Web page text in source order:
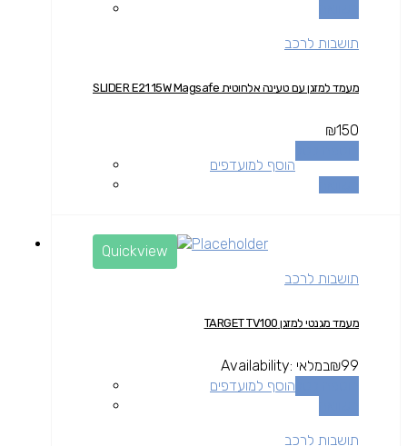
תושבות לרכב
מעמד למזגן עם טעינה אלחוטית SLIDER E21 15W Magsafe
₪150
הוסף למועדפים
Quickview
תושבות לרכב
מעמד מגנטי למזגן TARGET TV100
₪99
Availability: במלאי
הוסף למועדפים
תושבות לרכב